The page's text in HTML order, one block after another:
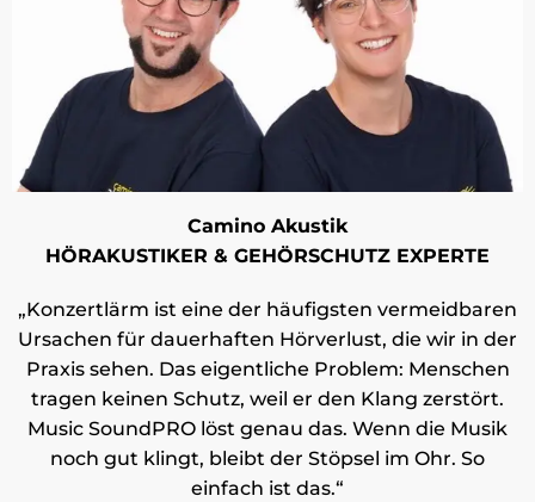
Camino Akustik
HÖRAKUSTIKER & GEHÖRSCHUTZ EXPERTE
„Konzertlärm ist eine der häufigsten vermeidbaren
Ursachen für dauerhaften Hörverlust, die wir in der
Praxis sehen. Das eigentliche Problem: Menschen
tragen keinen Schutz, weil er den Klang zerstört.
Music SoundPRO löst genau das. Wenn die Musik
noch gut klingt, bleibt der Stöpsel im Ohr. So
einfach ist das.“